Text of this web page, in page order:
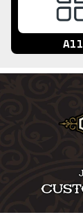
All